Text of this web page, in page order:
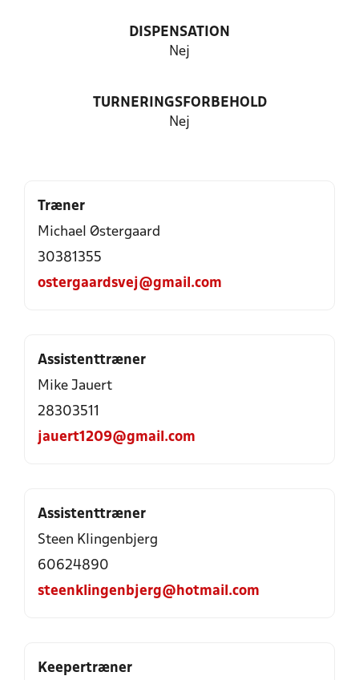
DISPENSATION
Nej
TURNERINGSFORBEHOLD
Nej
Træner
Michael Østergaard
30381355
ostergaardsvej@gmail.com
Assistenttræner
Mike Jauert
28303511
jauert1209@gmail.com
Assistenttræner
Steen Klingenbjerg
60624890
steenklingenbjerg@hotmail.com
Keepertræner